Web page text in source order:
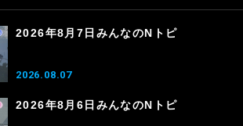
2026年8月7日みんなのNトピ
2026.08.07
2026年8月6日みんなのNトピ